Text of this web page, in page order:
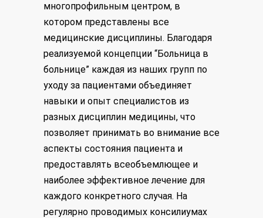
многопрофильным центром, в
котором представлены все
медицинские дисциплины. Благодаря
реализуемой концепции “Больница в
больнице” каждая из наших групп по
уходу за пациентами объединяет
навыки и опыт специалистов из
разных дисциплин медицины, что
позволяет принимать во внимание все
аспекты состояния пациента и
предоставлять всеобъемлющее и
наиболее эффективное лечение для
каждого конкретного случая. На
регулярно проводимых консилиумах